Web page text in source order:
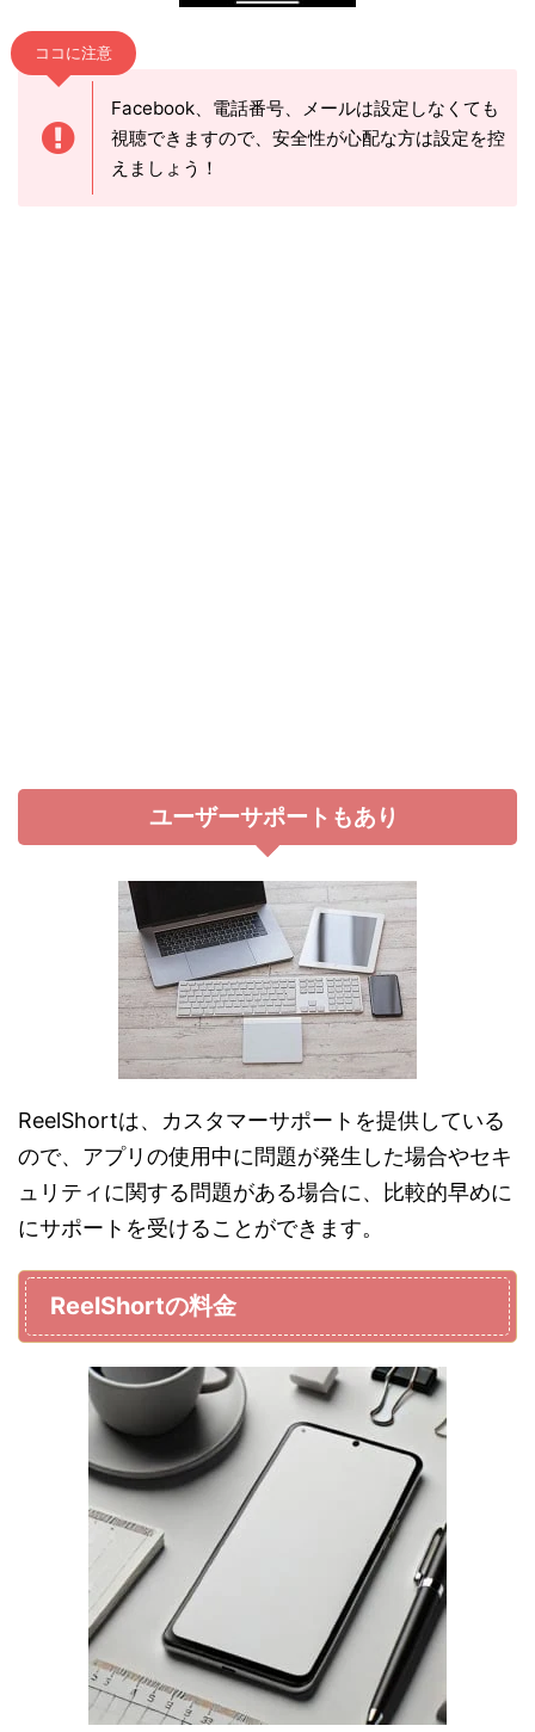
ココに注意
Facebook、電話番号、メールは設定しなくても
視聴できますので、安全性が心配な方は設定を控
えましょう！
ユーザーサポートもあり
ReelShortは、カスタマーサポートを提供している
ので、アプリの使用中に問題が発生した場合やセキ
ュリティに関する問題がある場合に、比較的早めに
にサポートを受けることができます。
ReelShortの料金